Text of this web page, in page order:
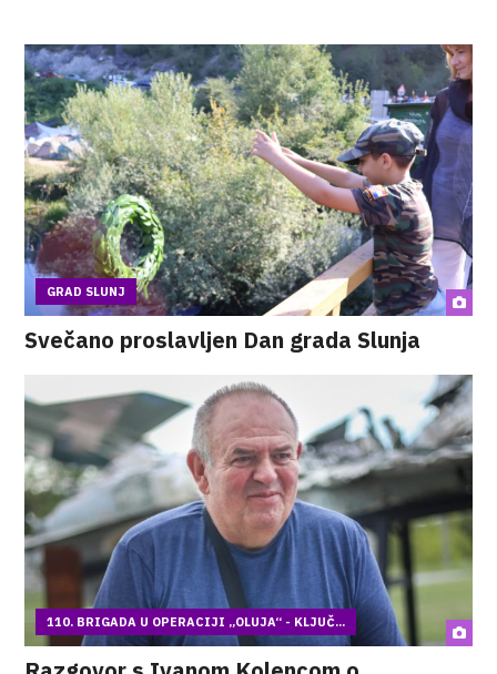
GRAD SLUNJ
Svečano proslavljen Dan grada Slunja
110. BRIGADA U OPERACIJI „OLUJA“ - KLJUČ...